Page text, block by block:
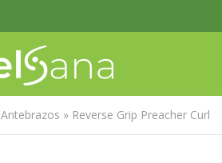
Antebrazos » Reverse Grip Preacher Curl